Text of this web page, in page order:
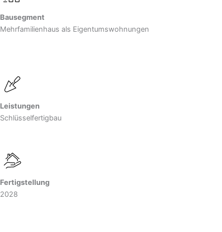
Bausegment
Mehrfamilien­haus als Eigentums­wohnungen
Leistungen
Schlüssel­fertigbau
Fertigstellung
2028